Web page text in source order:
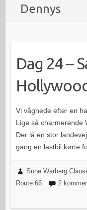
Dennys
Dag 24 –
Vi vågnede efter en
Lige så charmerende
Der lå en stor
gang en lastbil kørte
Sune Warberg
Route 66
2